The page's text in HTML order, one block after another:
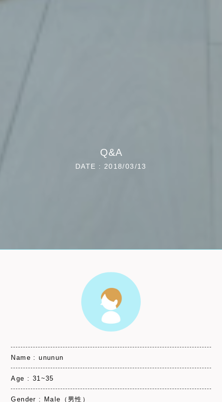
Q&A
DATE : 2018/03/13
Name : ununun
Age : 31~35
Gender : Male（男性）